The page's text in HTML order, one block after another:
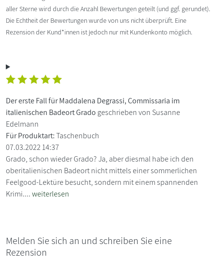
aller Sterne wird durch die Anzahl Bewertungen geteilt (und ggf. gerundet).
Die Echtheit der Bewertungen wurde von uns nicht überprüft. Eine
Rezension der Kund*innen ist jedoch nur mit Kundenkonto möglich.
Der erste Fall für Maddalena Degrassi, Commissaria im
italienischen Badeort Grado geschrieben von Susanne
Edelmann
Für Produktart:Taschenbuch
07.03.2022 14:37
Grado, schon wieder Grado? Ja, aber diesmal habe ich den
oberitalienischen Badeort nicht mittels einer sommerlichen
Feelgood-Lektüre besucht, sondern mit einem spannenden
Krimi....weiterlesen
Melden Sie sich an und schreiben Sie eine
Rezension